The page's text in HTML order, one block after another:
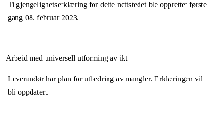
Tilgjengelighetserklæring for dette nettstedet ble opprettet første
gang 08. februar 2023.
Arbeid med universell utforming av ikt
Leverandør har plan for utbedring av mangler. Erklæringen vil
bli oppdatert.